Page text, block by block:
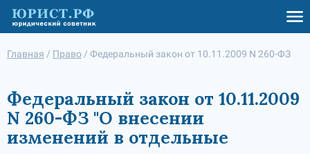
Главная / Право / Федеральный закон от 10.11.2009 N 260-ФЗ
Федеральный закон от 10.11.2009
N 260-ФЗ "О внесении
изменений в отдельные